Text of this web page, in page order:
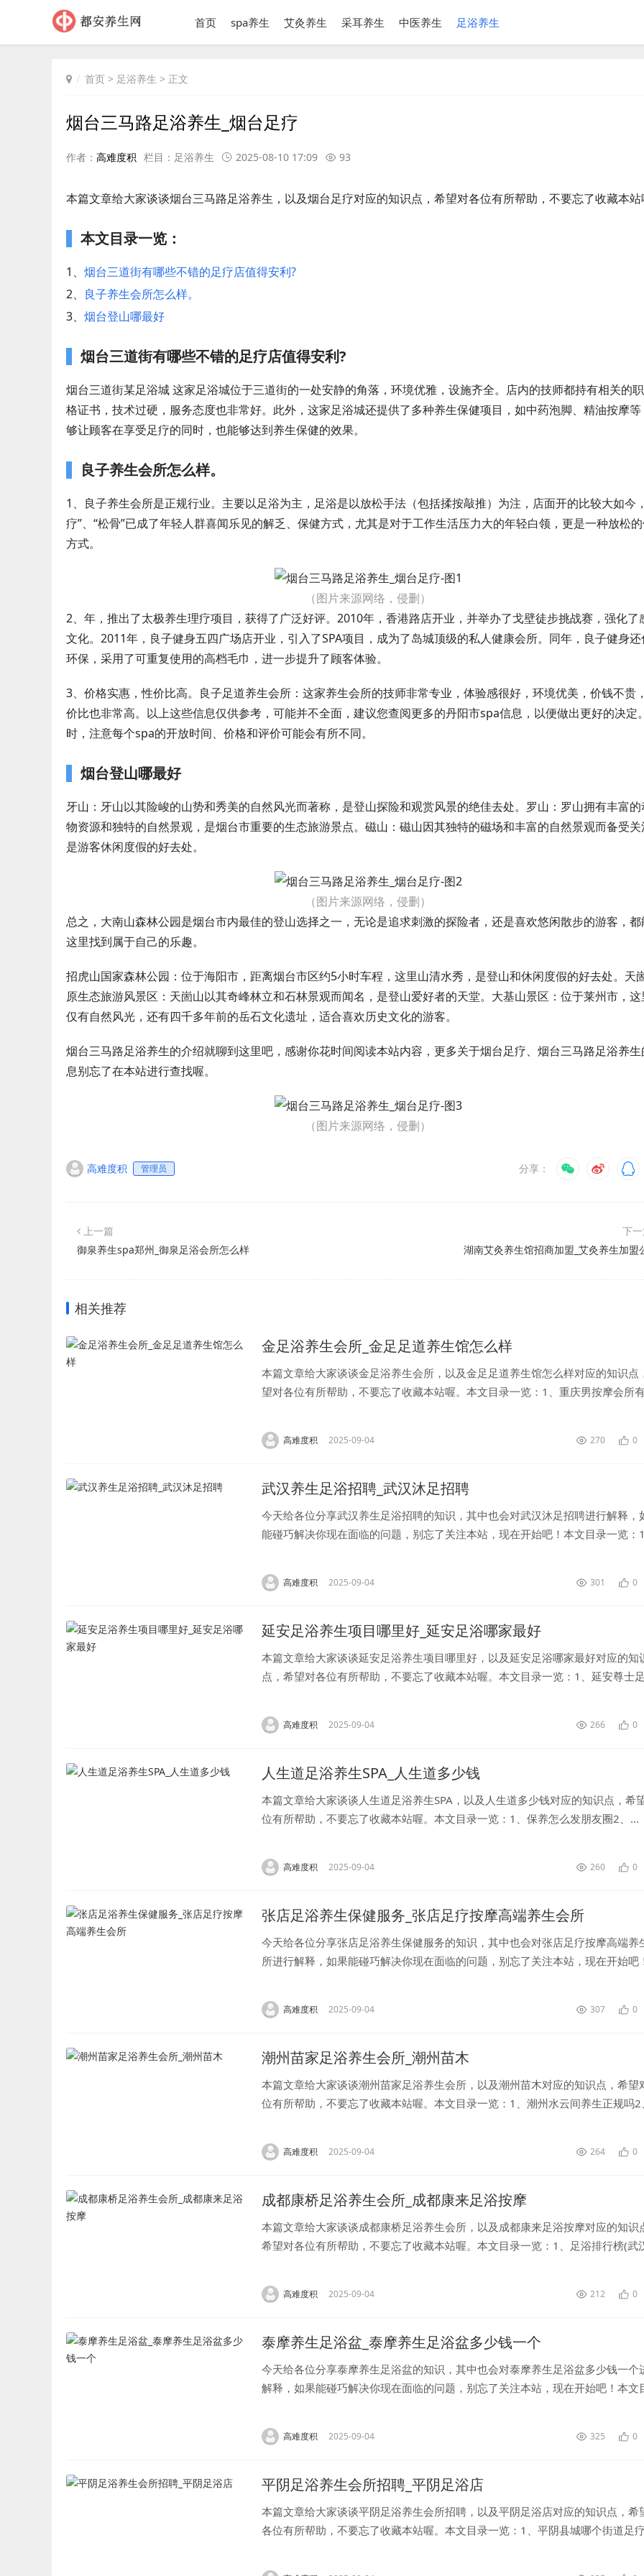
首页 spa养生 艾灸养生 采耳养生 中医养生 足浴养生
首页 > 足浴养生 > 正文
烟台三马路足浴养生_烟台足疗
作者： 高难度积 栏目： 足浴养生 2025-08-10 17:09 93
本篇文章给大家谈谈烟台三马路足浴养生，以及烟台足疗对应的知识点，希望对各位有所帮助，不要忘了收藏本站
本文目录一览：
1、 烟台三道街有哪些不错的足疗店值得安利?
2、 良子养生会所怎么样。
3、 烟台登山哪最好
烟台三道街有哪些不错的足疗店值得安利?
烟台三道街某足浴城 这家足浴城位于三道街的一处安静的角落，环境优雅，设施齐全。店内的技师都持有相关的
格证书，技术过硬，服务态度也非常好。此外，这家足浴城还提供了多种养生保健项目，如中药泡脚、精油按摩
够让顾客在享受足疗的同时，也能够达到养生保健的效果。
良子养生会所怎么样。
1、良子养生会所是正规行业。主要以足浴为主，足浴是以放松手法（包括揉按敲推）为注，店面开的比较大如今
疗”、“松骨”已成了年轻人群喜闻乐见的解乏、保健方式，尤其是对于工作生活压力大的年轻白领，更是一种放松
方式。
（图片来源网络，侵删）
2、年，推出了太极养生理疗项目，获得了广泛好评。2010年，香港路店开业，并举办了戈壁徒步挑战赛，强化了
文化。2011年，良子健身五四广场店开业，引入了SPA项目，成为了岛城顶级的私人健康会所。同年，良子健身还
环保，采用了可重复使用的高档毛巾，进一步提升了顾客体验。
3、价格实惠，性价比高。良子足道养生会所：这家养生会所的技师非常专业，体验感很好，环境优美，价钱不贵
价比也非常高。以上这些信息仅供参考，可能并不全面，建议您查阅更多的丹阳市spa信息，以便做出更好的决定
时，注意每个spa的开放时间、价格和评价可能会有所不同。
烟台登山哪最好
牙山：牙山以其险峻的山势和秀美的自然风光而著称，是登山探险和观赏风景的绝佳去处。罗山：罗山拥有丰富的
物资源和独特的自然景观，是烟台市重要的生态旅游景点。磁山：磁山因其独特的磁场和丰富的自然景观而备受关
是游客休闲度假的好去处。
（图片来源网络，侵删）
总之，大南山森林公园是烟台市内最佳的登山选择之一，无论是追求刺激的探险者，还是喜欢悠闲散步的游客，都
这里找到属于自己的乐趣。
招虎山国家森林公园：位于海阳市，距离烟台市区约5小时车程，这里山清水秀，是登山和休闲度假的好去处。天
原生态旅游风景区：天崮山以其奇峰林立和石林景观而闻名，是登山爱好者的天堂。大基山景区：位于莱州市，这
仅有自然风光，还有四千多年前的岳石文化遗址，适合喜欢历史文化的游客。
烟台三马路足浴养生的介绍就聊到这里吧，感谢你花时间阅读本站内容，更多关于烟台足疗、烟台三马路足浴养
息别忘了在本站进行查找喔。
（图片来源网络，侵删）
高难度积 管理员 分享：
上一篇
御泉养生spa郑州_御泉足浴会所怎么样
下
湖南艾灸养生馆招商加盟_艾灸养生加盟
相关推荐
金足浴养生会所_金足足道养生馆怎么样
本篇文章给大家谈谈金足浴养生会所，以及金足足道养生馆怎么样对应的知识点
望对各位有所帮助，不要忘了收藏本站喔。本文目录一览：1、重庆男按摩会所
高难度积 2025-09-04 270 0
武汉养生足浴招聘_武汉沐足招聘
今天给各位分享武汉养生足浴招聘的知识，其中也会对武汉沐足招聘进行解释，
能碰巧解决你现在面临的问题，别忘了关注本站，现在开始吧！本文目录一览：
高难度积 2025-09-04 301 0
延安足浴养生项目哪里好_延安足浴哪家最好
本篇文章给大家谈谈延安足浴养生项目哪里好，以及延安足浴哪家最好对应的知
点，希望对各位有所帮助，不要忘了收藏本站喔。本文目录一览：1、延安尊士
高难度积 2025-09-04 266 0
人生道足浴养生SPA_人生道多少钱
本篇文章给大家谈谈人生道足浴养生SPA，以及人生道多少钱对应的知识点，希
位有所帮助，不要忘了收藏本站喔。本文目录一览：1、保养怎么发朋友圈2、...
高难度积 2025-09-04 260 0
张店足浴养生保健服务_张店足疗按摩高端养生会所
今天给各位分享张店足浴养生保健服务的知识，其中也会对张店足疗按摩高端养
所进行解释，如果能碰巧解决你现在面临的问题，别忘了关注本站，现在开始吧
高难度积 2025-09-04 307 0
潮州苗家足浴养生会所_潮州苗木
本篇文章给大家谈谈潮州苗家足浴养生会所，以及潮州苗木对应的知识点，希望
位有所帮助，不要忘了收藏本站喔。本文目录一览：1、潮州水云间养生正规吗2
高难度积 2025-09-04 264 0
成都康桥足浴养生会所_成都康来足浴按摩
本篇文章给大家谈谈成都康桥足浴养生会所，以及成都康来足浴按摩对应的知识
希望对各位有所帮助，不要忘了收藏本站喔。本文目录一览：1、足浴排行榜(武
高难度积 2025-09-04 212 0
泰摩养生足浴盆_泰摩养生足浴盆多少钱一个
今天给各位分享泰摩养生足浴盆的知识，其中也会对泰摩养生足浴盆多少钱一个
解释，如果能碰巧解决你现在面临的问题，别忘了关注本站，现在开始吧！本文
高难度积 2025-09-04 325 0
平阴足浴养生会所招聘_平阴足浴店
本篇文章给大家谈谈平阴足浴养生会所招聘，以及平阴足浴店对应的知识点，希
各位有所帮助，不要忘了收藏本站喔。本文目录一览：1、平阴县城哪个街道足